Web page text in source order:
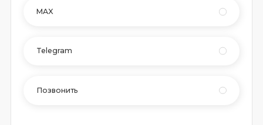
MAX
Telegram
Позвонить